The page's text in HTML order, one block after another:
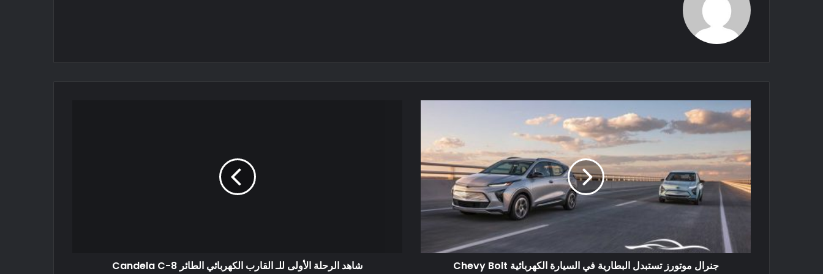
جنرال موتورز تستبدل البطارية في السيارة الكهربائية Chevy Bolt شاهد الرحلة الأولى للـ القارب الكهربائي الطائر Candela C-8